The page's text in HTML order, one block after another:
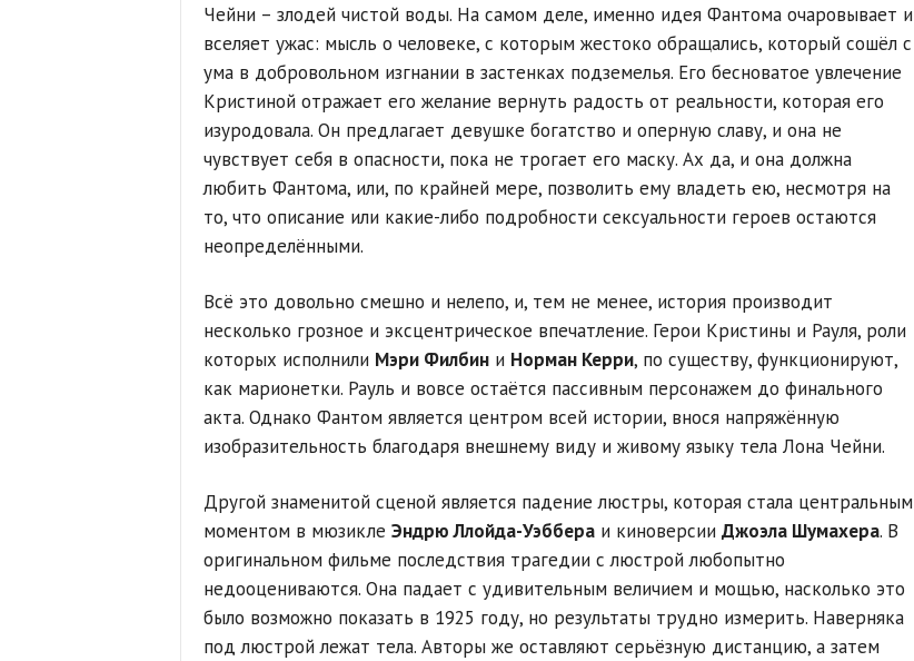
Чейни – злодей чистой воды. На самом деле, именно идея Фантома очаровывает и
вселяет ужас: мысль о человеке, с которым жестоко обращались, который сошёл с
ума в добровольном изгнании в застенках подземелья. Его бесноватое увлечение
Кристиной отражает его желание вернуть радость от реальности, которая его
изуродовала. Он предлагает девушке богатство и оперную славу, и она не
чувствует себя в опасности, пока не трогает его маску. Ах да, и она должна
любить Фантома, или, по крайней мере, позволить ему владеть ею, несмотря на
то, что описание или какие-либо подробности сексуальности героев остаются
неопределёнными.
Всё это довольно смешно и нелепо, и, тем не менее, история производит
несколько грозное и эксцентрическое впечатление. Герои Кристины и Рауля, роли
которых исполнили Мэри Филбини Норман Керри, по существу, функционируют,
как марионетки. Рауль и вовсе остаётся пассивным персонажем до финального
акта. Однако Фантом является центром всей истории, внося напряжённую
изобразительность благодаря внешнему виду и живому языку тела Лона Чейни.
Другой знаменитой сценой является падение люстры, которая стала центральным
моментом в мюзикле Эндрю Ллойда-Уэббераи киноверсии Джоэла Шумахера. В
оригинальном фильме последствия трагедии с люстрой любопытно
недооцениваются. Она падает с удивительным величием и мощью, насколько это
было возможно показать в 1925 году, но результаты трудно измерить. Наверняка
под люстрой лежат тела. Авторы же оставляют серьёзную дистанцию, а затем